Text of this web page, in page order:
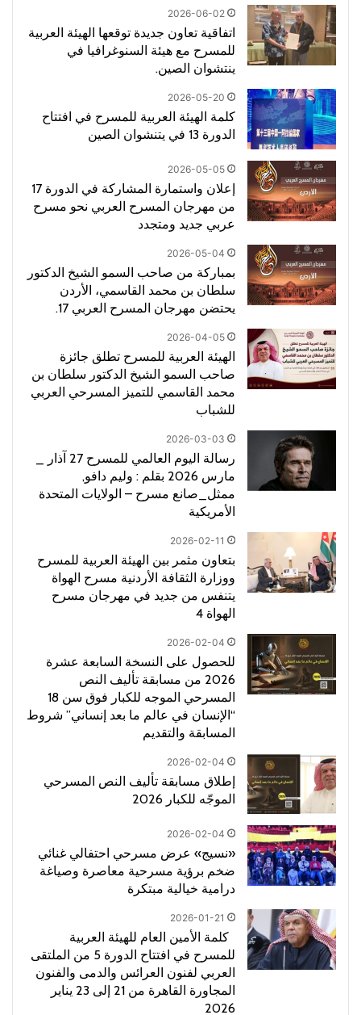
2026-06-02
اتفاقية تعاون جديدة توقعها الهيئة العربية
للمسرح مع هيئة السنوغرافيا في
ينتشوان الصين.
2026-05-20
كلمة الهيئة العربية للمسرح في افتتاح
الدورة 13 في يتنشوان الصين
2026-05-05
إعلان واستمارة المشاركة في الدورة 17
من مهرجان المسرح العربي نحو مسرح
عربي جديد ومتجدد
2026-05-04
بمباركة من صاحب السمو الشيخ الدكتور
سلطان بن محمد القاسمي، الأردن
يحتضن مهرجان المسرح العربي 17.
2026-04-05
الهيئة العربية للمسرح تطلق جائزة
صاحب السمو الشيخ الدكتور سلطان بن
محمد القاسمي للتميز المسرحي العربي
للشباب
2026-03-03
رسالة اليوم العالمي للمسرح 27 آذار _
مارس 2026 بقلم : وليم دافو,
ممثل_صانع مسرح – الولايات المتحدة
الأمريكية
2026-02-11
بتعاون مثمر بين الهيئة العربية للمسرح
ووزارة الثقافة الأردنية مسرح الهواة
يتنفس من جديد في مهرجان مسرح
الهواة 4
2026-02-04
للحصول على النسخة السابعة عشرة
2026 من مسابقة تأليف النص
المسرحي الموجه للكبار فوق سن 18
“الإنسان في عالم ما بعد إنساني” شروط
المسابقة والتقديم
2026-02-04
إطلاق مسابقة تأليف النص المسرحي
الموجّه للكبار 2026
2026-02-04
«نسيج» عرض مسرحي احتفالي غنائي
ضخم برؤية مسرحية معاصرة وصياغة
درامية خيالية مبتكرة
2026-01-21
كلمة الأمين العام للهيئة العربية
للمسرح في افتتاح الدورة 5 من الملتقى
العربي لفنون العرائس والدمى والفنون
المجاورة القاهرة من 21 إلى 23 يناير
2026